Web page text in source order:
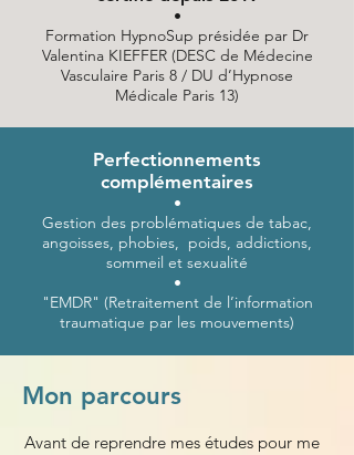
•
Formation HypnoSup présidée par Dr
Valentina KIEFFER (DESC de Médecine
Vasculaire Paris 8 / DU d’Hypnose
Médicale Paris 13)
Perfectionnements
complémentaires
•
Gestion des problématiques de tabac,
angoisses, phobies, poids, addictions,
sommeil et sexualité
•
"EMDR" (Retraitement de l’information
traumatique par les mouvements)
Mon parcours
Avant de reprendre mes études pour me